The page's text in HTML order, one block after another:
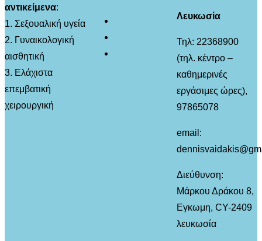
αντικείμενα:
1. Σεξουαλική υγεία
2. Γυναικολογική
αισθητική
3. Ελάχιστα
επεμβατική
χειρουργική
Λευκωσία
Τηλ: 22368900
(τηλ. κέντρο –
καθημερινές
εργάσιμες ώρες),
97865078
email:
Διεύθυνση:
Μάρκου Δράκου 8,
Εγκωμη, CY-2409
λευκωσία